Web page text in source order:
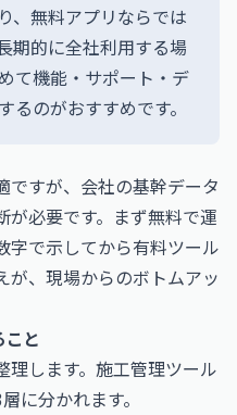
、無料アプリならでは
期的に全社利用する場
て機能・サポート・デ
るのがおすすめです。
ですが、会社の基幹データ
が必要です。まず無料で運
字で示してから有料ツール
が、現場からのボトムアッ
と
します。施工管理ツール
に分かれます。